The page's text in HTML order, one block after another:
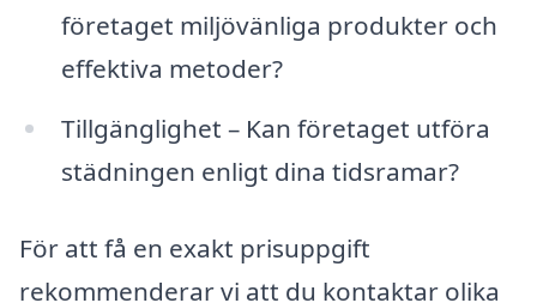
företaget miljövänliga produkter och
effektiva metoder?
Tillgänglighet – Kan företaget utföra
städningen enligt dina tidsramar?
För att få en exakt prisuppgift
rekommenderar vi att du kontaktar olika